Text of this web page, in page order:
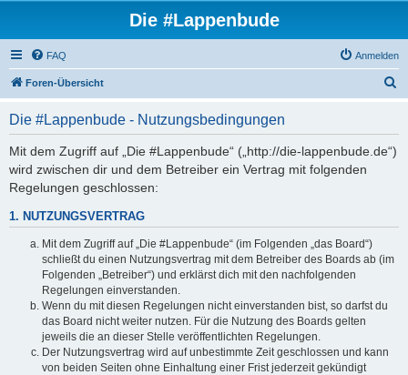
Die #Lappenbude
FAQ Anmelden
Foren-Übersicht
Die #Lappenbude - Nutzungsbedingungen
Mit dem Zugriff auf „Die #Lappenbude“ („http://die-lappenbude.de“)
wird zwischen dir und dem Betreiber ein Vertrag mit folgenden
Regelungen geschlossen:
1. NUTZUNGSVERTRAG
Mit dem Zugriff auf „Die #Lappenbude“ (im Folgenden „das Board“)
schließt du einen Nutzungsvertrag mit dem Betreiber des Boards ab (im
Folgenden „Betreiber“) und erklärst dich mit den nachfolgenden
Regelungen einverstanden.
Wenn du mit diesen Regelungen nicht einverstanden bist, so darfst du
das Board nicht weiter nutzen. Für die Nutzung des Boards gelten
jeweils die an dieser Stelle veröffentlichten Regelungen.
Der Nutzungsvertrag wird auf unbestimmte Zeit geschlossen und kann
von beiden Seiten ohne Einhaltung einer Frist jederzeit gekündigt